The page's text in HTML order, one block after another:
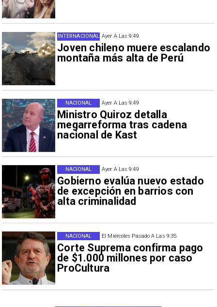
Ayer A Las 9:49
Joven chileno muere escalando
montaña más alta de Perú
INTERNACIONAL
Ayer A Las 9:49
Ministro Quiroz detalla
megarreforma tras cadena
nacional de Kast
NACIONAL
Ayer A Las 9:49
Gobierno evalúa nuevo estado
de excepción en barrios con
alta criminalidad
NACIONAL
El Miércoles Pasado A Las 9:35
Corte Suprema confirma pago
de $1.000 millones por caso
ProCultura
NACIONAL